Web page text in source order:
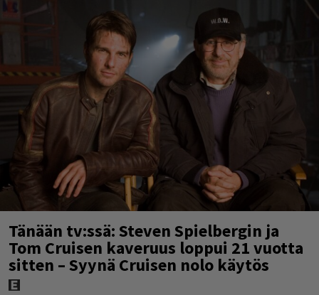
Tänään tv:ssä: Steven Spielbergin ja
Tom Cruisen kaveruus loppui 21 vuotta
sitten – Syynä Cruisen nolo käytös